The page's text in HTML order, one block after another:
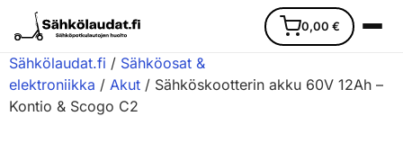
0,00 €
Sähkölaudat.fi / Sähköosat &
elektroniikka / Akut / Sähköskootterin akku 60V 12Ah –
Kontio & Scogo C2